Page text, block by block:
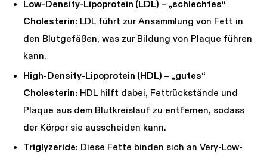
Low-Density-Lipoprotein (LDL) – „schlechtes“
Cholesterin: LDL führt zur Ansammlung von Fett in
den Blutgefäßen, was zur Bildung von Plaque führen
kann.
High-Density-Lipoprotein (HDL) – „gutes“
Cholesterin: HDL hilft dabei, Fettrückstände und
Plaque aus dem Blutkreislauf zu entfernen, sodass
der Körper sie ausscheiden kann.
Triglyzeride: Diese Fette binden sich an Very-Low-